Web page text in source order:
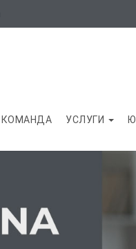
КОМАНДА УСЛУГИ